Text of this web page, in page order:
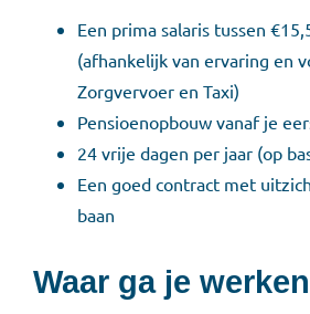
Een prima salaris tussen
(afhankelijk van ervaring en
Zorgvervoer en Taxi)
Pensioenopbouw vanaf je
24 vrije dagen per jaar (op
Een goed contract met
baan
Waar ga je werken